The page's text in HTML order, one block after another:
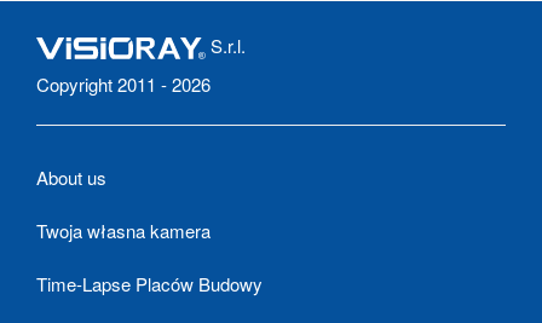
S.r.l.
Copyright 2011 - 2026
About us
Twoja własna kamera
Time-Lapse Placów Budowy